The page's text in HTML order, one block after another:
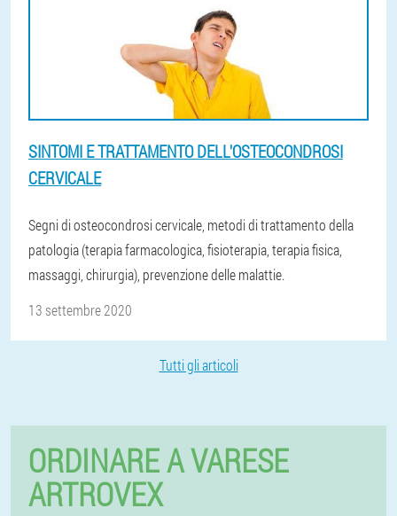
SINTOMI E TRATTAMENTO DELL'OSTEOCONDROSI
CERVICALE
Segni di osteocondrosi cervicale, metodi di trattamento della
patologia (terapia farmacologica, fisioterapia, terapia fisica,
massaggi, chirurgia), prevenzione delle malattie.
13 settembre 2020
Tutti gli articoli
ORDINARE A VARESE
ARTROVEX